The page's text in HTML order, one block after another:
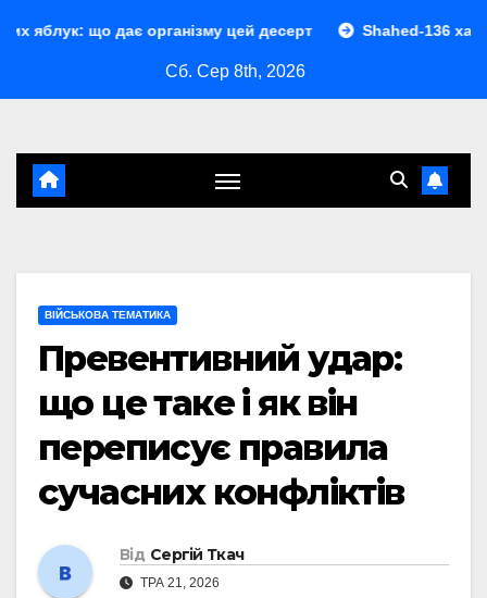
організму цей десерт Shahed-136 характеристики:
Сб. Сер 8th, 2026
ВІЙСЬКОВА ТЕМАТИКА
Превентивний удар:
що це таке і як він
переписує правила
сучасних конфліктів
Від Сергій Ткач
ТРА 21, 2026